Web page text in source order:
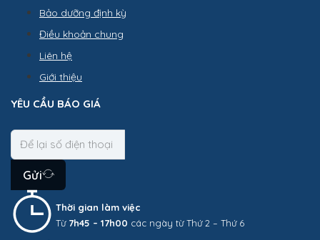
Bảo dưỡng định kỳ
Điều khoản chung
Liên hệ
Giới thiệu
YÊU CẦU BÁO GIÁ
Gửi
Thời gian làm việc
Từ 7h45 – 17h00 các ngày từ Thứ 2 – Thứ 6